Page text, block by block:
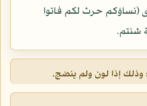
معنى (نساؤكم حرث لكم فاتوا
شئتم.
وذلك إذا لون ولم ينضج.